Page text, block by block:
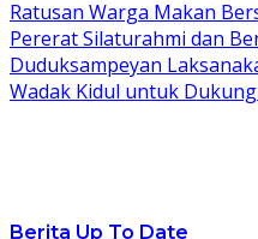
Ratusan Warga Makan
Pererat Silaturahmi dan
Duduksampeyan
Wadak Kidul untuk
Berita Up To Date